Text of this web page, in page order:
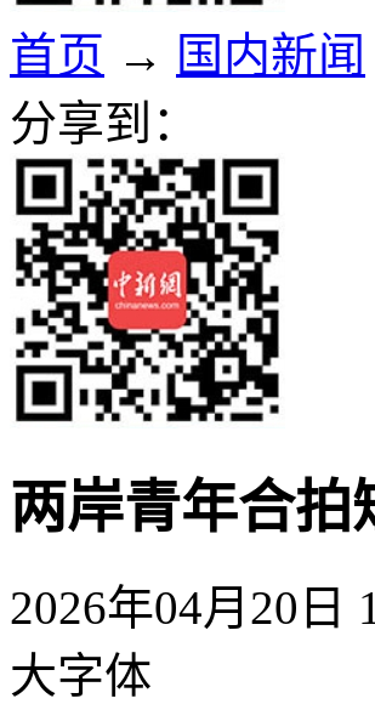
首页 → 国内新闻
分享到：
两岸青年合拍
2026年04月20
大字体